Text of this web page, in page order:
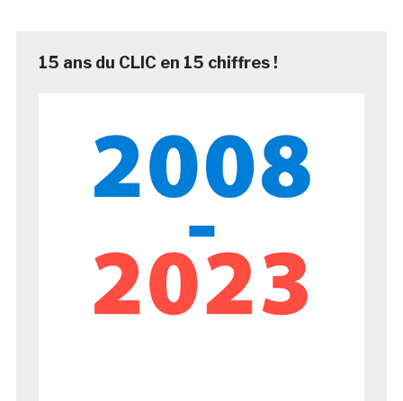
15 ans du CLIC en 15 chiffres !